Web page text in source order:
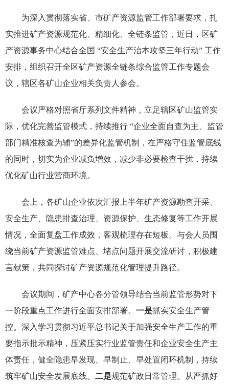
为深入贯彻落实省、市矿产资源监管工作部署要求，扎
实推进矿产资源规范化、精细化、全链条监管，近日，区矿
产资源事务中心结合全国 “安全生产治本攻坚三年行动” 工作
安排，组织召开全区矿产资源全链条综合监管工作专题会
议，辖区各矿山企业相关负责人参会。
会议严格对照省厅系列文件精神，立足辖区矿山监管实
际，优化完善监管模式，持续推行 “企业全面自查为主、监管
部门精准核查为辅”的差异化监管机制，在严格守住监管底线
的同时，切实为企业减负增效，减少非必要检查干扰，持续
优化矿山行业营商环境。
会上，各矿山企业依次汇报上半年矿产资源勘查开采、
安全生产、隐患排查治理、资源保护、生态修复等工作开展
情况，全面复盘工作成效，客观梳理存在短板。与会人员围
绕当前矿产资源监管难点、堵点问题开展交流研讨，积极建
言献策，共同探讨矿产资源规范化管理提升路径。
会议期间，矿产中心各分管领导结合当前监管形势对下
一阶段重点工作进行全面安排部署。 一是抓实安全生产管
控。深入学习贯彻习近平总书记关于加强安全生产工作的重
要指示批示精神，压紧压实行业监管责任和企业安全生产主
体责任，健全隐患早发现、早制止、早处置闭环机制，持续
筑牢矿山安全发展底线。 二是规范矿政日常管理。从严抓好